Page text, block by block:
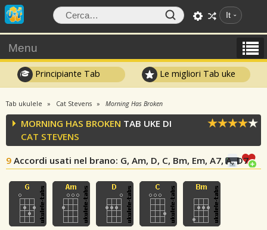
It
Menu
Principiante Tab Le migliori Tab uke
Tab ukulele Cat Stevens Morning Has Broken
MORNING HAS BROKEN TAB UKE DI
CAT STEVENS
9 Accordi usati nel brano: G, Am, D, C, Bm, Em, A7, A, D7